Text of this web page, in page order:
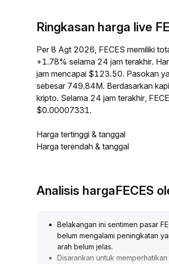
Ringkasan harga live
Per 8 Agt 2026, FECES memiliki
+1.78% selama 24 jam terakhir.
jam mencapai $123.50. Pasokan
sebesar 749.84M. Berdasarkan
kripto. Selama 24 jam terakhir,
$0.00007331.
Harga tertinggi & tanggal
Harga terendah & tanggal
Analisis hargaFECES
Belakangan ini sentimen pasar
belum mengalami peningkatan
arah belum jelas.
Disarankan untuk